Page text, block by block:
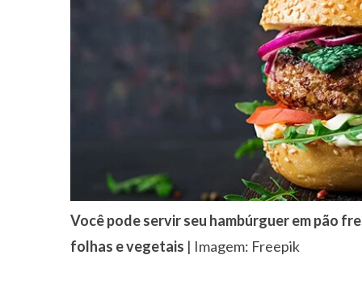
Você pode servir seu hambúrguer em pão
folhas e vegetais | Imagem: Freepik